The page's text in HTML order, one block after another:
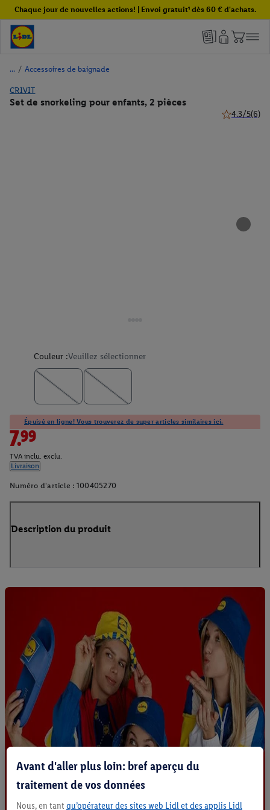
Chaque jour de nouvelles actions! | Envoi gratuit¹ dès 60 € d'achats.
/ Accessoires de baignade
CRIVIT
Set de snorkeling pour enfants, 2 pièces
4.3/5(6)
Couleur :Veuillez sélectionner
Épuisé en ligne! Vous trouverez de super articles similaires ici.
7.99
TVA inclu. exclu.
Livraison
Numéro d'article : 100405270
Description du produit
Avant d'aller plus loin: bref aperçu du
traitement de vos données
Nous, en tant qu’opérateur des sites web Lidl et des applis Lidl